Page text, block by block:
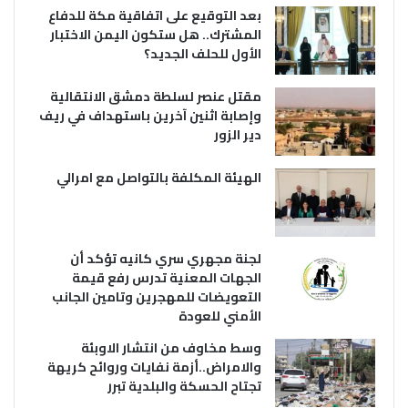
بعد التوقيع على اتفاقية مكة للدفاع
المشترك.. هل ستكون اليمن الاختبار
الأول للحلف الجديد؟
مقتل عنصر لسلطة دمشق الانتقالية
وإصابة اثنين آخرين باستهداف في ريف
دير الزور
الهيئة المكلفة بالتواصل مع امرالي
لجنة مجهري سري كانيه تؤكد أن
الجهات المعنية تدرس رفع قيمة
التعويضات للمهجرين وتامين الجانب
الأمني للعودة
وسط مخاوف من انتشار الاوبئة
والامراض..أزمة نفايات وروائح كريهة
تجتاح الحسكة والبلدية تبرر